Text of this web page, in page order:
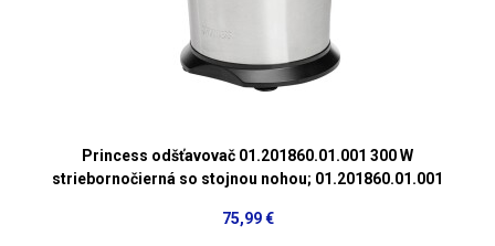
Princess odšťavovač 01.201860.01.001 300 W
striebornočierná so stojnou nohou; 01.201860.01.001
75,99 €